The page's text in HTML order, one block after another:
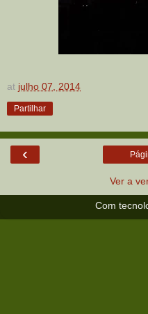
at julho 07, 2014
Partilhar
‹
Ver a
Com